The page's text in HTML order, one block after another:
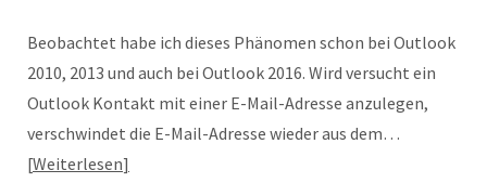
Beobachtet habe ich dieses Phänomen schon bei Outlook
2010, 2013 und auch bei Outlook 2016. Wird versucht ein
Outlook Kontakt mit einer E-Mail-Adresse anzulegen,
verschwindet die E-Mail-Adresse wieder aus dem…
Weiterlesen